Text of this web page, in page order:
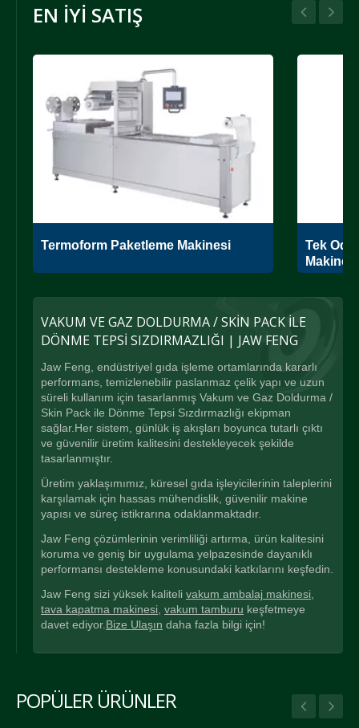
EN İYI SATIŞ
Termoform Paketleme Makinesi
Tek
Makinesi
VAKUM VE GAZ DOLDURMA / SKIN PACK ILE
DÖNME TEPSI SIZDIRMAZLIĞI | JAW FENG
Jaw Feng, endüstriyel gıda işleme ortamlarında kararlı
performans, temizlenebilir paslanmaz çelik yapı ve uzun
süreli kullanım için tasarlanmış Vakum ve Gaz Doldurma /
Skin Pack ile Dönme Tepsi Sızdırmazlığı ekipman
sağlar.Her sistem, günlük iş akışları boyunca tutarlı çıktı
ve güvenilir üretim kalitesini destekleyecek şekilde
tasarlanmıştır.
Üretim yaklaşımımız, küresel gıda işleyicilerinin taleplerini
karşılamak için hassas mühendislik, güvenilir makine
yapısı ve süreç istikrarına odaklanmaktadır.
Jaw Feng çözümlerinin verimliliği artırma, ürün kalitesini
koruma ve geniş bir uygulama yelpazesinde dayanıklı
performansı destekleme konusundaki katkılarını keşfedin.
Jaw Feng sizi yüksek kaliteli vakum ambalaj makinesi,
tava kapatma makinesi, vakum tamburu keşfetmeye
davet ediyor. Bize Ulaşın daha fazla bilgi için!
POPÜLER ÜRÜNLER